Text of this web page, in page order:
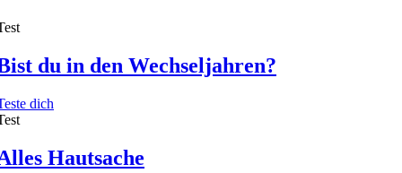
du in den Wechseljahren?
dich
Hautsache